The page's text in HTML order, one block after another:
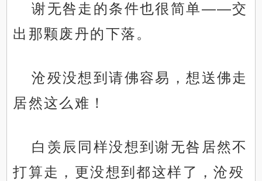
谢无咎走的条件也很简单——交
出那颗废丹的下落。
沧殁没想到请佛容易，想送佛走
居然这么难！
白羡辰同样没想到谢无咎居然不
打算走，更没想到都这样了，沧殁